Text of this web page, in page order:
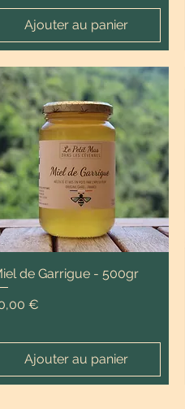
Ajouter au panier
de Garrigue - 500gr
€
Ajouter au panier